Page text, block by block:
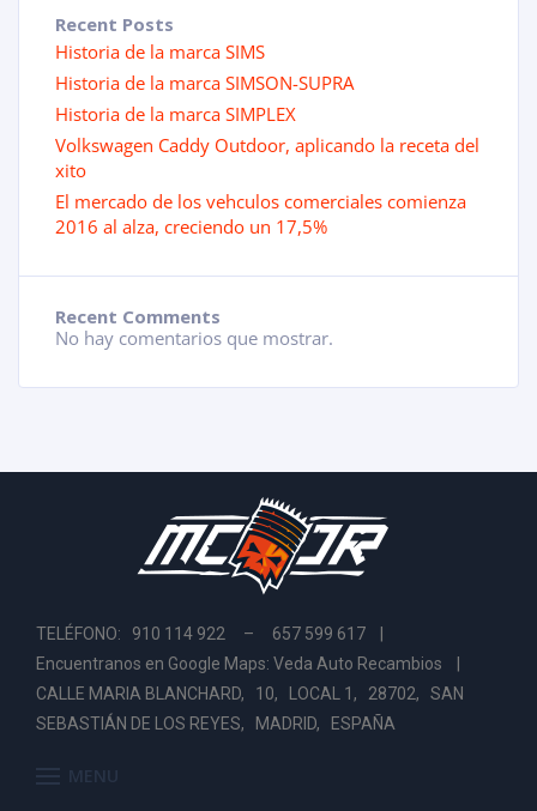
Recent Posts
Historia de la marca SIMS
Historia de la marca SIMSON-SUPRA
Historia de la marca SIMPLEX
Volkswagen Caddy Outdoor, aplicando la receta del
xito
El mercado de los vehculos comerciales comienza
2016 al alza, creciendo un 17,5%
Recent Comments
No hay comentarios que mostrar.
TELÉFONO: 910 114 922 – 657 599 617 |
Encuentranos en Google Maps: Veda Auto Recambios
CALLE MARIA BLANCHARD, 10, LOCAL 1, 28702, SAN
SEBASTIÁN DE LOS REYES, MADRID, ESPAÑA
MENU